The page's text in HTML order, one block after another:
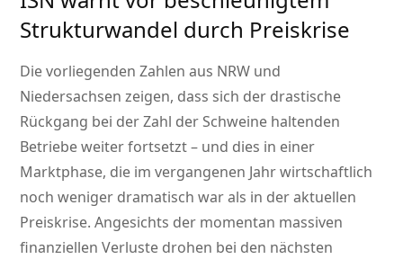
Strukturwandel durch Preiskrise
Die vorliegenden Zahlen aus NRW und
Niedersachsen zeigen, dass sich der drastische
Rückgang bei der Zahl der Schweine haltenden
Betriebe weiter fortsetzt – und dies in einer
Marktphase, die im vergangenen Jahr wirtschaftlich
noch weniger dramatisch war als in der aktuellen
Preiskrise. Angesichts der momentan massiven
finanziellen Verluste drohen bei den nächsten